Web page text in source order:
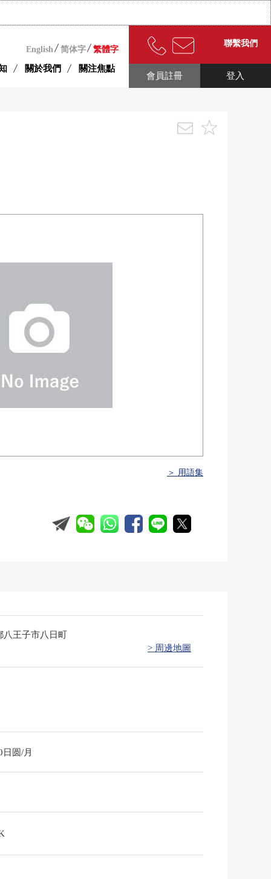
English 简体字 繁體字
關於我們 關注焦點
聯繫我們
登入
會員註冊
＞ 用語集
八王子市八日町
> 周邊地圖
日圆/月